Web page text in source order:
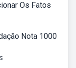
Os Fatos
Nota 1000